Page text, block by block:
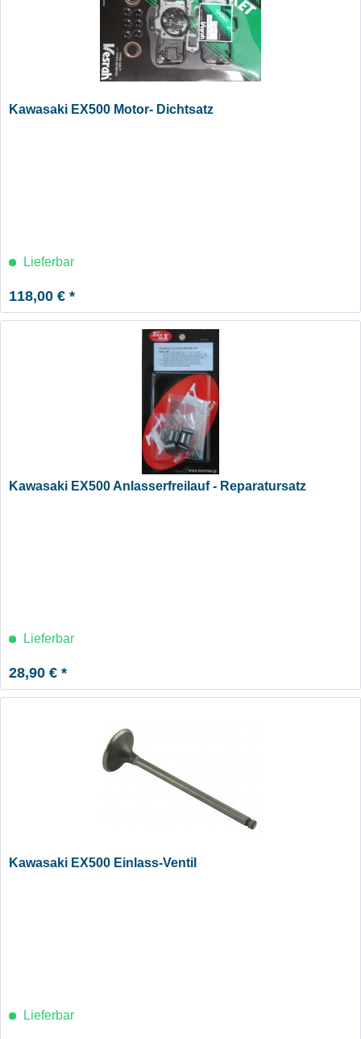
Kawasaki EX500 Motor- Dichtsatz
Lieferbar
118,00 € *
Kawasaki EX500 Anlasserfreilauf - Reparatursatz
Lieferbar
28,90 € *
Kawasaki EX500 Einlass-Ventil
Lieferbar